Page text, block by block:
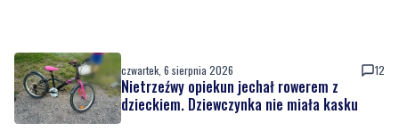
czwartek, 6 sierpnia 2026 12
Nietrzeźwy opiekun jechał rowerem z
dzieckiem. Dziewczynka nie miała kasku